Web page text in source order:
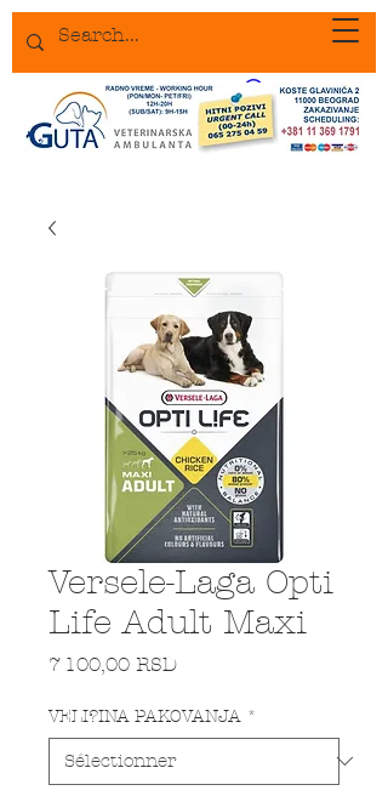
Versele-Laga Opti
Life Adult Maxi
7 100,00 RSDPrix
VELI?INA PAKOVANJA *